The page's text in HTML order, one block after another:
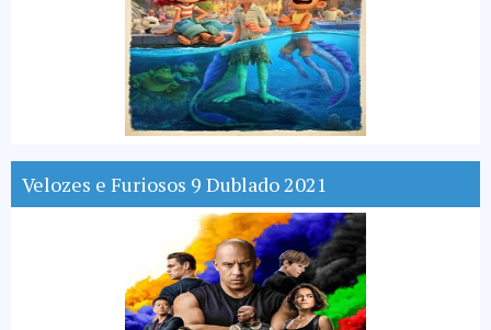
Velozes e Furiosos 9 Dublado 2021